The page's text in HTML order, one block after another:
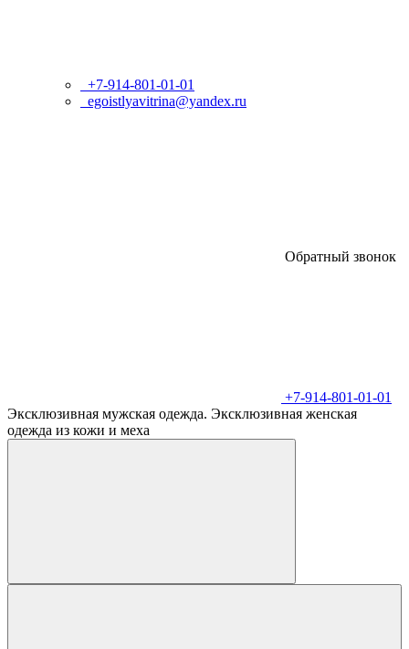
+7-914-801-01-01
egoistlyavitrina@yandex.ru
Обратный звонок
+7-914-801-01-01
Эксклюзивная мужская одежда. Эксклюзивная женская
одежда из кожи и меха